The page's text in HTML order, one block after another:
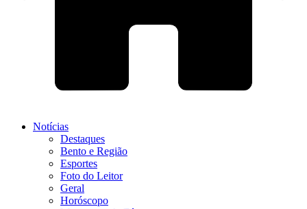
Notícias
Destaques
Bento e Região
Esportes
Foto do Leitor
Geral
Horóscopo